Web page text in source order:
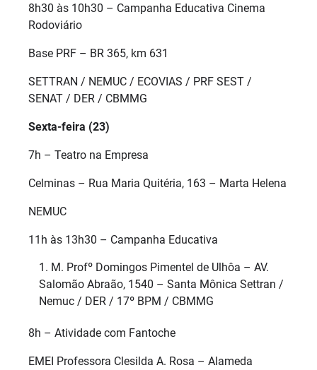
8h30 às 10h30 – Campanha Educativa Cinema
Rodoviário
Base PRF – BR 365, km 631
SETTRAN / NEMUC / ECOVIAS / PRF SEST /
SENAT / DER / CBMMG
Sexta-feira (23)
7h – Teatro na Empresa
Celminas – Rua Maria Quitéria, 163 – Marta Helena
NEMUC
11h às 13h30 – Campanha Educativa
M. Profº Domingos Pimentel de Ulhôa – AV.
Salomão Abraão, 1540 – Santa Mônica Settran /
Nemuc / DER / 17º BPM / CBMMG
8h – Atividade com Fantoche
EMEI Professora Clesilda A. Rosa – Alameda